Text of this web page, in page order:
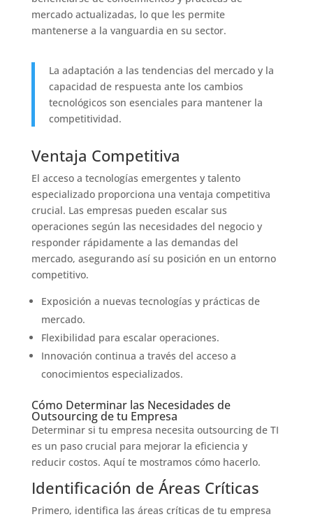
mercado actualizadas, lo que les permite
mantenerse a la vanguardia en su sector.
La adaptación a las tendencias del mercado y la
capacidad de respuesta ante los cambios
tecnológicos son esenciales para mantener la
competitividad.
Ventaja Competitiva
El acceso a tecnologías emergentes y talento
especializado proporciona una ventaja competitiva
crucial. Las empresas pueden escalar sus
operaciones según las necesidades del negocio y
responder rápidamente a las demandas del
mercado, asegurando así su posición en un entorno
competitivo.
Exposición a nuevas tecnologías y prácticas de
mercado.
Flexibilidad para escalar operaciones.
Innovación continua a través del acceso a
conocimientos especializados.
Cómo Determinar las Necesidades de
Outsourcing de tu Empresa
Determinar si tu empresa necesita outsourcing de TI
es un paso crucial para mejorar la eficiencia y
reducir costos. Aquí te mostramos cómo hacerlo.
Identificación de Áreas Críticas
Primero, identifica las áreas críticas de tu empresa